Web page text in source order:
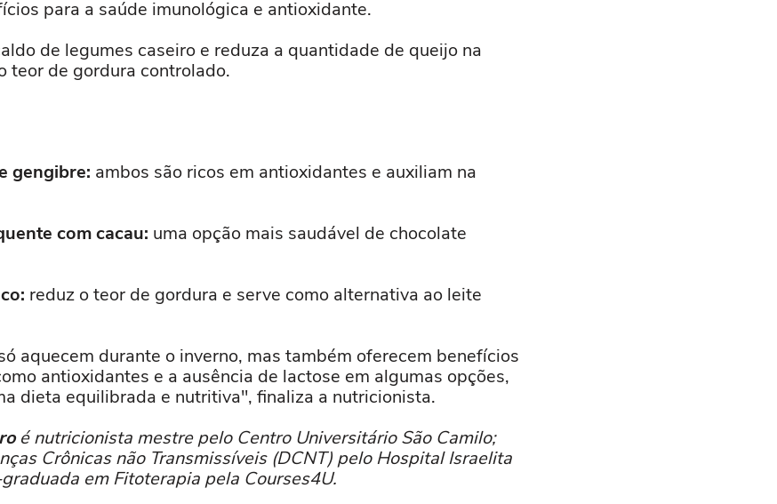
para a saúde imunológica e antioxidante.
de legumes caseiro e reduza a quantidade de queijo na
teor de gordura controlado.
gengibre: ambos são ricos em antioxidantes e auxiliam na
com cacau: uma opção mais saudável de chocolate
reduz o teor de gordura e serve como alternativa ao leite
aquecem durante o inverno, mas também oferecem benefícios
antioxidantes e a ausência de lactose em algumas opções,
dieta equilibrada e nutritiva", finaliza a nutricionista.
é nutricionista mestre pelo Centro Universitário São Camilo;
Crônicas não Transmissíveis (DCNT) pelo Hospital Israelita
em Fitoterapia pela Courses4U.